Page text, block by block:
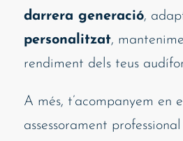
darrera generació,
personalitzat,
rendiment dels teus
A més, t’acompanyem en
assessorament